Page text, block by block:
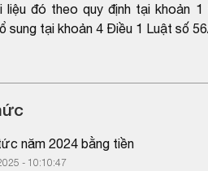
liệu đó theo quy định tại khoản
sung tại khoản 4 Điều 1 Luật số
năm 2024 bằng tiền
- 10:10:47